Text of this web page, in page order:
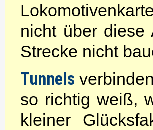
nicht über diese
Strecke nicht
Tunnels
so richtig weiß,
kleiner